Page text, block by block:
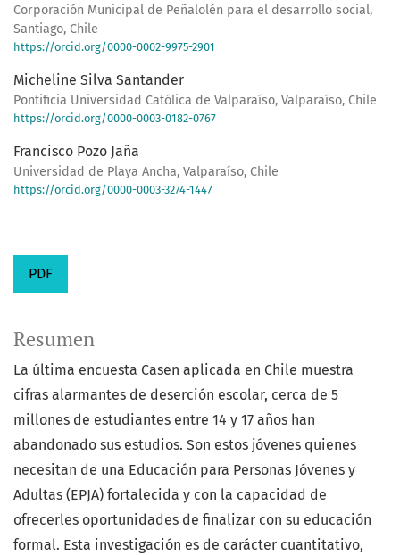
Corporación Municipal de Peñalolén para el desarrollo social,
Santiago, Chile
https://orcid.org/0000-0002-9975-2901
Micheline Silva Santander
Pontificia Universidad Católica de Valparaíso, Valparaíso, Chile
https://orcid.org/0000-0003-0182-0767
Francisco Pozo Jaña
Universidad de Playa Ancha, Valparaíso, Chile
https://orcid.org/0000-0003-3274-1447
PDF
Resumen
La última encuesta Casen aplicada en Chile muestra
cifras alarmantes de deserción escolar, cerca de 5
millones de estudiantes entre 14 y 17 años han
abandonado sus estudios. Son estos jóvenes quienes
necesitan de una Educación para Personas Jóvenes y
Adultas (EPJA) fortalecida y con la capacidad de
ofrecerles oportunidades de finalizar con su educación
formal. Esta investigación es de carácter cuantitativo,